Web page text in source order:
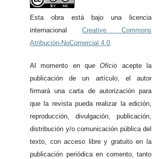
Esta obra está bajo una licencia
internacional Creative Commons
Atribución-NoComercial 4.0
Al momento en queOficio acepte la
publicación de un artículo, el autor
firmará una carta de autorización para
que la revista pueda realizar la edición,
reproducción, divulgación, publicación,
distribución y/o comunicación pública del
texto, con acceso libre y gratuito en la
publicación periódica en comento, tanto